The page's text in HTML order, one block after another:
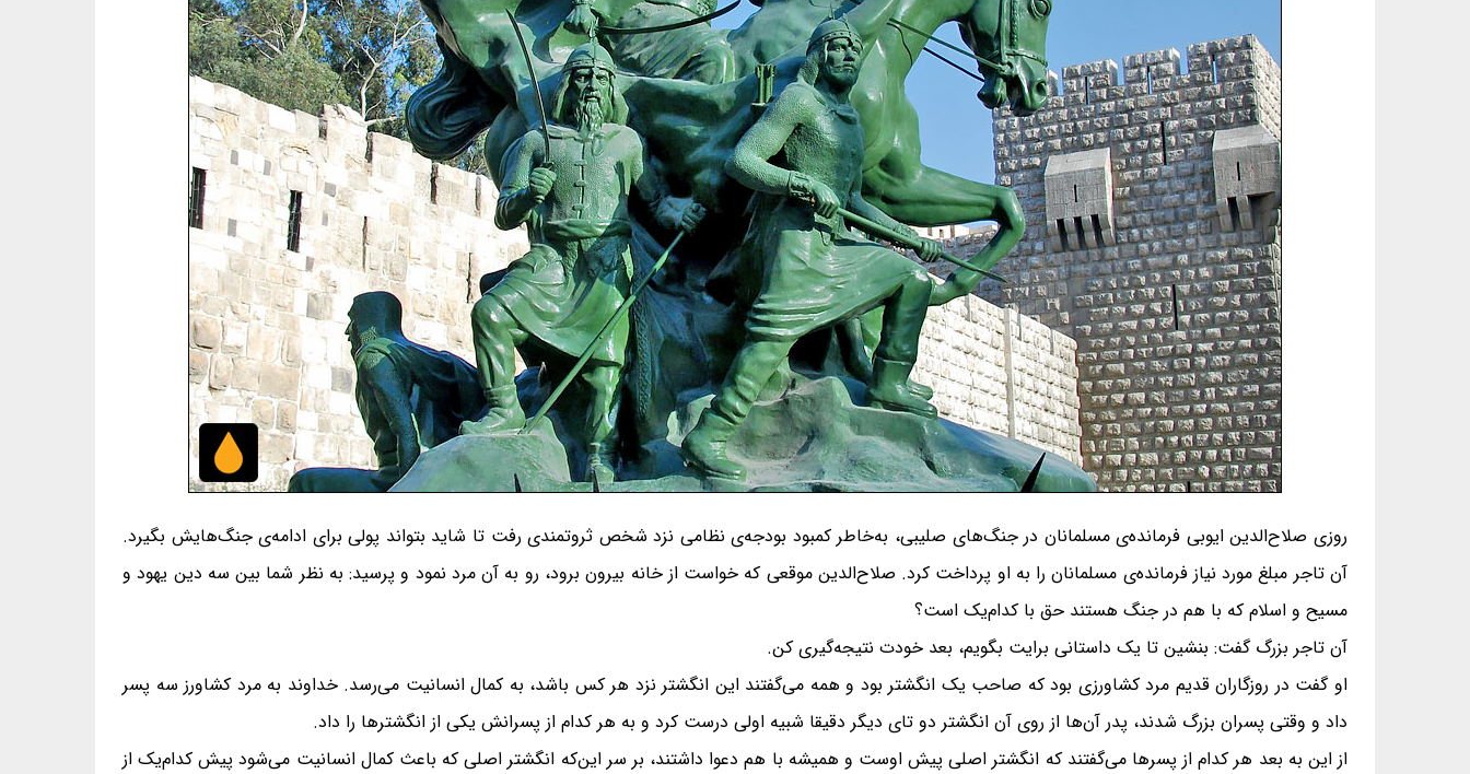
روزی صلاح‌الدین ایوبی فرمانده‌ی مسلمانان در جنگ‌های صلیبی، به‌خاطر کمبود بودجه‌ی نظامی نزد شخص ثروتمندی رفت تا شاید بتواند پولی برای ادامه‌ی جنگ‌هایش بگیرد.
آن تاجر مبلغ مورد نیاز فرمانده‌ی مسلمانان را به او پرداخت کرد. صلاح‌الدین موقعی که خواست از خانه بیرون برود، رو به آن مرد نمود و پرسید: به نظر شما بین سه دین یهود و
مسیح و اسلام که با هم در جنگ هستند حق با کدام‌یک است؟
آن تاجر بزرگ گفت: بنشین تا یک داستانی برایت بگویم، بعد خودت نتیجه‌گیری کن.
او گفت در روزگاران قدیم مرد کشاورزی بود که صاحب یک انگشتر بود و همه می‌گفتند این انگشتر نزد هر کس باشد، به کمال انسانیت می‌رسد. خداوند به مرد کشاورز سه پسر
داد و وقتی پسران بزرگ شدند، پدر آن‌ها از روی آن انگشتر دو تای دیگر دقیقا شبیه اولی درست کرد و به هر کدام از پسرانش یکی از انگشترها را داد.
از این به بعد هر کدام از پسرها می‌گفتند که انگشتر اصلی پیش اوست و همیشه با هم دعوا داشتند، بر سر این‌که انگشتر اصلی که باعث کمال انسانیت می‌شود پیش کدام‌یک از